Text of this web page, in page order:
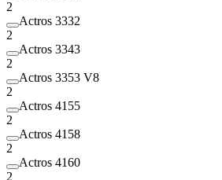
2
Actros 3332
2
Actros 3343
2
Actros 3353 V8
2
Actros 4155
2
Actros 4158
2
Actros 4160
2